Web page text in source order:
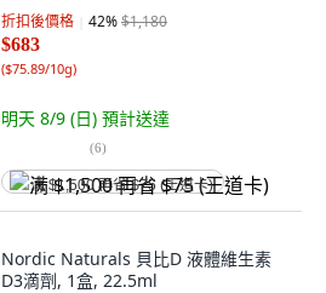
折扣後價格 42%$1,180
$683
($75.89/10g)
明天 8/9 (日) 預計送達
(6)
满 $1,500 再省 $75 (王道卡)
Nordic Naturals 貝比D 液體維生素
D3滴劑, 1盒, 22.5ml